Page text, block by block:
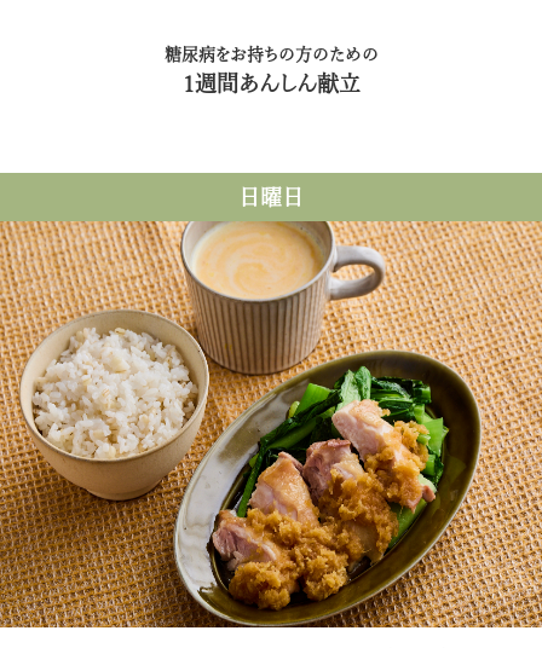
糖尿病をお持ちの方のための
1週間あんしん献立
日曜日